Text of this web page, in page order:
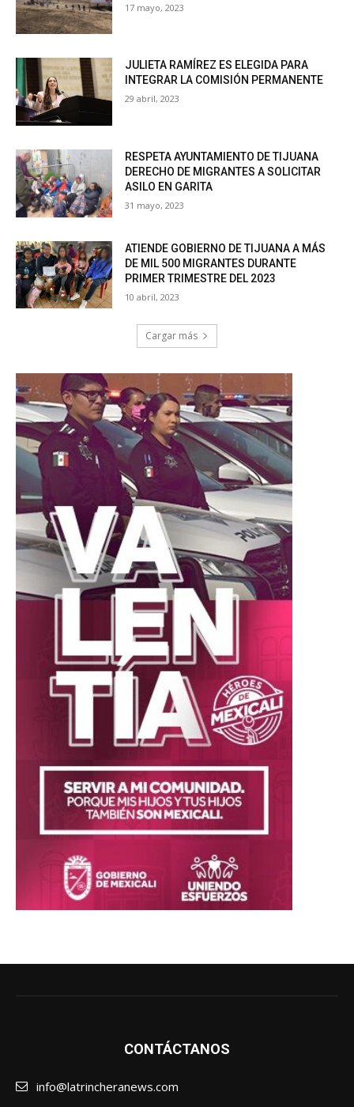
17 mayo, 2023
JULIETA RAMÍREZ ES ELEGIDA PARA
INTEGRAR LA COMISIÓN PERMANENTE
29 abril, 2023
RESPETA AYUNTAMIENTO DE TIJUANA
DERECHO DE MIGRANTES A SOLICITAR
ASILO EN GARITA
31 mayo, 2023
ATIENDE GOBIERNO DE TIJUANA A MÁS
DE MIL 500 MIGRANTES DURANTE
PRIMER TRIMESTRE DEL 2023
10 abril, 2023
Cargar más
CONTÁCTANOS
info@latrincheranews.com